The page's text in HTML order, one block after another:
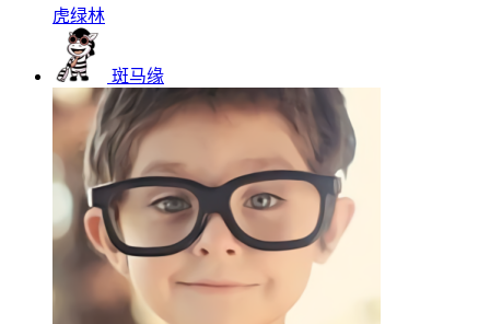
虎绿林
斑马缘